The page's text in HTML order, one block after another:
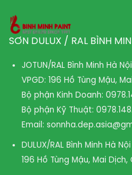
SƠN DULUX / RAL BÌNH
JOTUN/RAL Bình Minh Hà Nội
VPGD: 196 Hồ Tùng Mậu,
Bộ phận Kinh Doanh:
Bộ phận Kỹ Thuật:
Email:
DULUX/RAL Bình Minh Hà
196 Hồ Tùng Mậu, Mai Dịch,